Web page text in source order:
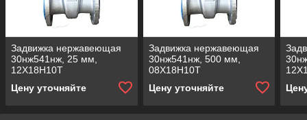
Задвижка нержавеющая
30нж541нж, 25 мм,
12Х18Н10Т
Цену уточняйте
Задвижка нержавеющая
30нж541нж, 500 мм,
08Х18Н10Т
Цену уточняйте